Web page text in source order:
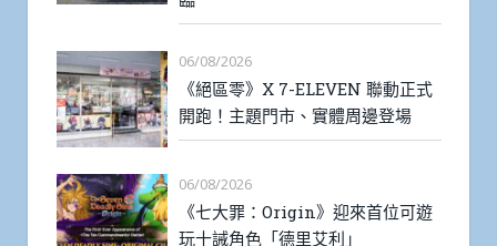
06/08/2026
《絕區零》X 7-ELEVEN 聯動正式
開跑！主題門市、實體周邊登場
06/08/2026
《七大罪：Origin》迎來首位可遊
玩十誡角色「德里艾利」